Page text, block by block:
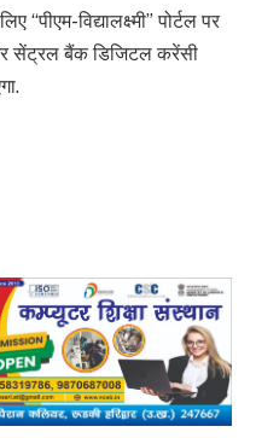
विद्यालक्ष्मी” पोर्टल पर
सेंट्रल बैंक डिजिटल करेंसी